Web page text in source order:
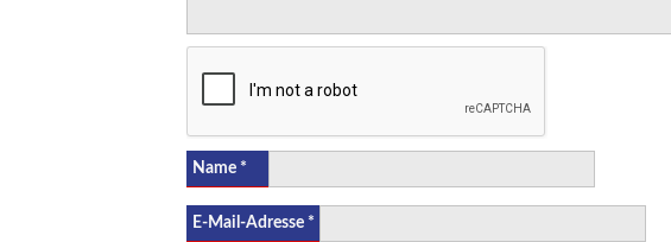
Name *
E-Mail-Adresse *